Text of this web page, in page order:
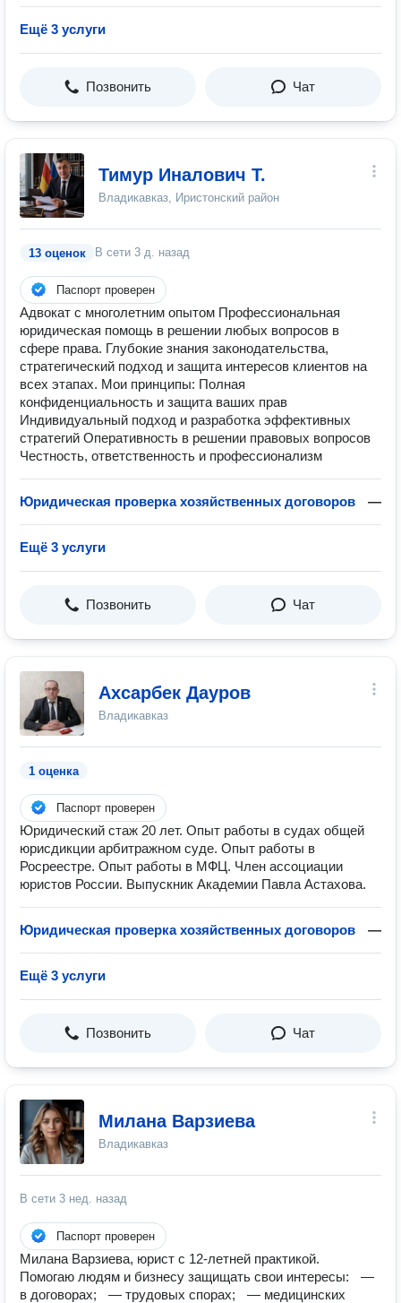
Ещё 3 услуги
Позвонить Чат
Тимур Иналович Т.
Владикавказ, Иристонский район
13 оценок В сети 3 д. назад
Паспорт проверен
Адвокат с многолетним опытом Профессиональная
юридическая помощь в решении любых вопросов в
сфере права. Глубокие знания законодательства,
стратегический подход и защита интересов клиентов на
всех этапах. Мои принципы: Полная
конфиденциальность и защита ваших прав
Индивидуальный подход и разработка эффективных
стратегий Оперативность в решении правовых вопросов
Честность, ответственность и профессионализм
Юридическая проверка хозяйственных договоров —
Ещё 3 услуги
Позвонить Чат
Ахсарбек Дауров
Владикавказ
1 оценка
Паспорт проверен
Юридический стаж 20 лет. Опыт работы в судах общей
юрисдикции арбитражном суде. Опыт работы в
Росреестре. Опыт работы в МФЦ. Член ассоциации
юристов России. Выпускник Академии Павла Астахова.
Юридическая проверка хозяйственных договоров —
Ещё 3 услуги
Позвонить Чат
Милана Варзиева
Владикавказ
В сети 3 нед. назад
Паспорт проверен
Милана Варзиева, юрист с 12-летней практикой.
Помогаю людям и бизнесу защищать свои интересы: —
в договорах; — трудовых спорах; — медицинских